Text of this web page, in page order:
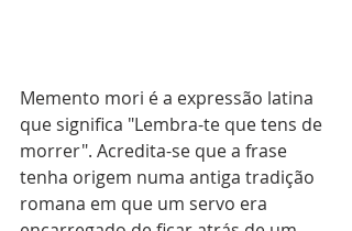
Memento mori é a expressão latina
que significa "Lembra-te que tens de
morrer". Acredita-se que a frase
tenha origem numa antiga tradição
romana em que um servo era